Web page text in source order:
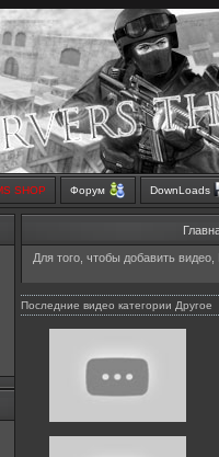
SHOP Форум DownLoads
Для того, чтобы добавить
Последние видео категории Другое